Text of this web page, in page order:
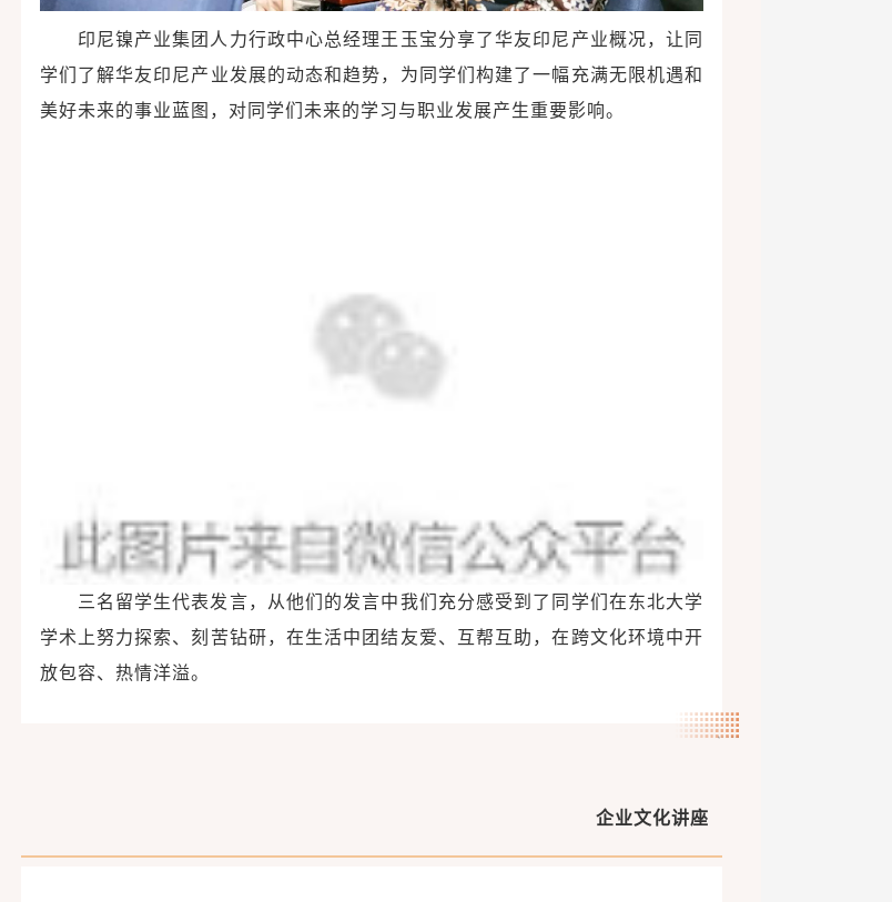
印尼镍产业集团人力行政中心总经理王玉宝分享了华友印尼产业概况，让同
学们了解华友印尼产业发展的动态和趋势，为同学们构建了一幅充满无限机遇和
美好未来的事业蓝图，对同学们未来的学习与职业发展产生重要影响。
三名留学生代表发言，从他们的发言中我们充分感受到了同学们在东北大学
学术上努力探索、刻苦钻研，在生活中团结友爱、互帮互助，在跨文化环境中开
放包容、热情洋溢。
企业文化讲座